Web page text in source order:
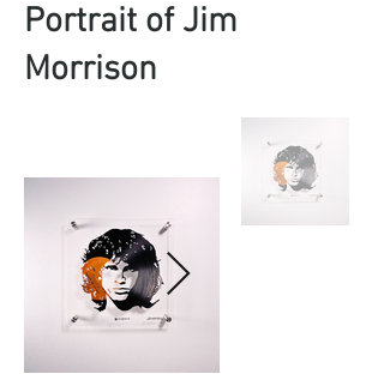
Portrait of Jim
Morrison